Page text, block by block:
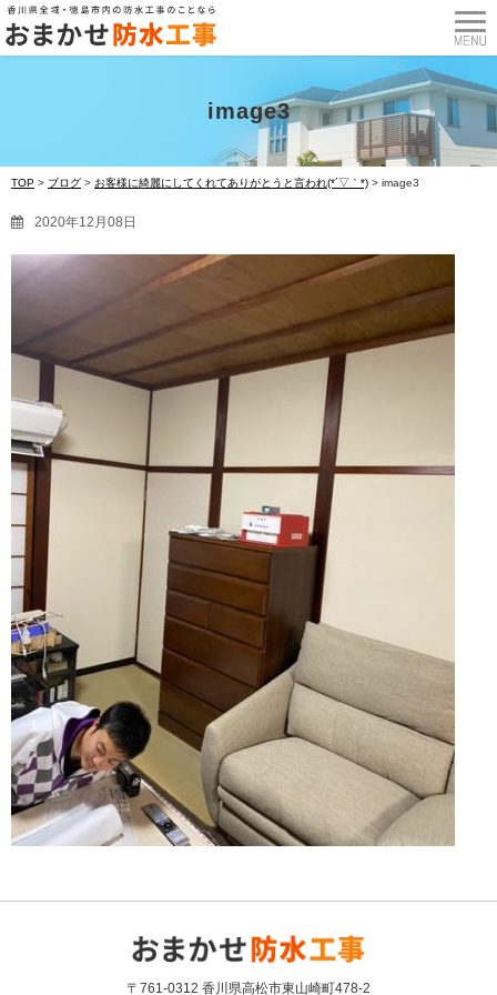
image3
TOP > ブログ > お客様に綺麗にしてくれてありがとうと言われ(*´▽｀*) > image3
2020年12月08日
〒761-0312 香川県高松市東山崎町478-2